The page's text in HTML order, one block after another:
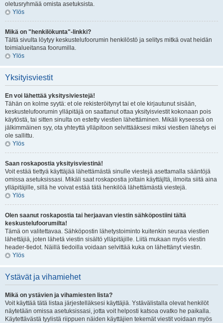
oletusryhmää omista asetuksista.
Ylös
Mikä on "henkilökunta"-linkki?
Tältä sivulta löytyy keskustelufoorumin henkilöstö ja selitys mitkä ovat heidän
toimialueitansa foorumilla.
Ylös
Yksityisviestit
En voi lähettää yksitysiviestejä!
Tähän on kolme syytä: et ole rekisteröitynyt tai et ole kirjautunut sisään,
keskustelufoorumin ylläpitäjä on saattanut ottaa yksityisviestit kokonaan pois
käytöstä, tai sitten sinulta on estetty viestien lähettäminen. Mikäli kyseessä on
jälkimmäinen syy, ota yhteyttä ylläpitoon selvittääksesi miksi viestien lähetys ei
ole sallittu.
Ylös
Saan roskapostia yksityisviestinä!
Voit estää tiettyä käyttäjää lähettämästä sinulle viestejä asettamalla sääntöjä
omissa asetuksissasi. Mikäli saat roskapostia joltain käyttäjltä, ilmoita siitä aina
ylläpitäjille, sillä he voivat estää tätä henkilöä lähettämästä viestejä.
Ylös
Olen saanut roskapostia tai herjaavan viestin sähköpostiini tältä
keskustelufoorumilta!
Tämä on valitettavaa. Sähköpostin lähetystoiminto kuitenkin seuraa viestien
lähettäjiä, joten lähetä viestin sisältö ylläpitäjille. Liitä mukaan myös viestin
header-tiedot. Näillä tiedoilla voidaan selvittää kuka on lähettänyt viestin.
Ylös
Ystävät ja vihamiehet
Mikä on ystävien ja vihamiesten lista?
Voit käyttää tätä listaa järjestelläksesi käyttäjiä. Ystävälistalla olevat henkilöt
näytetään omissa asetuksissasi, jotta voit helposti katsoa ovatko he paikalla.
Käytettävästä tyylistä riippuen näiden käyttäjien tekemät viestit voidaan myös